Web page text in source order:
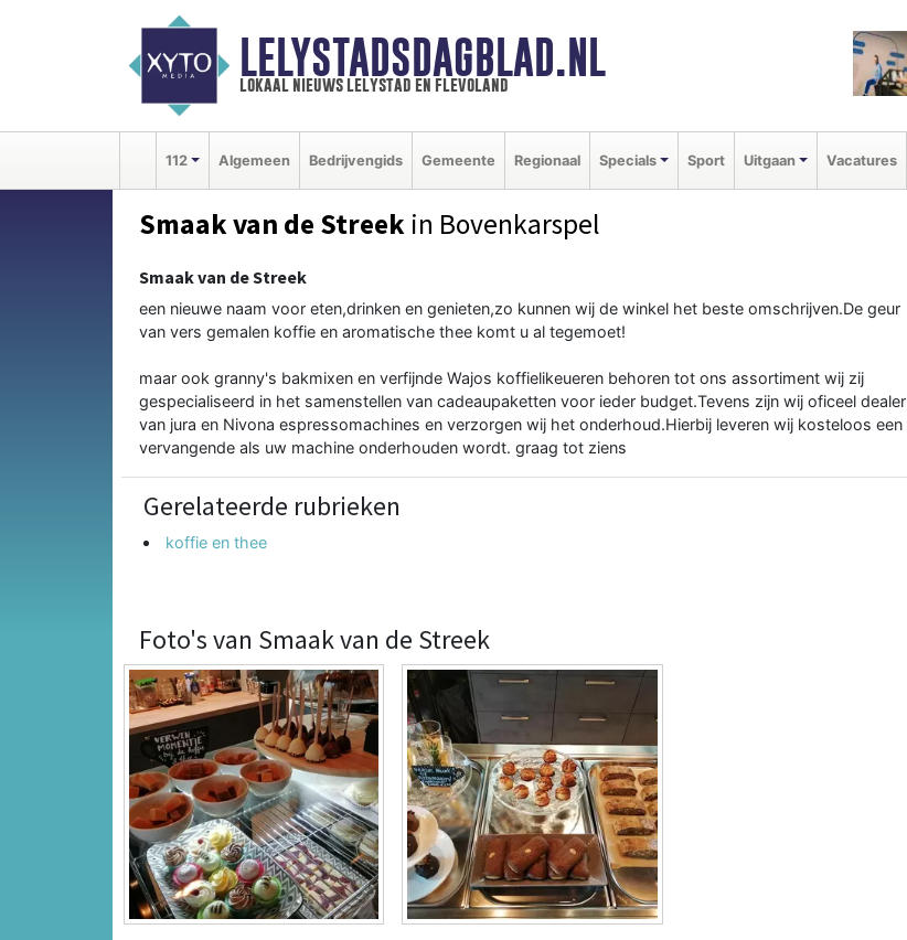
LELYSTADSDAGBLAD.NL
lokaal nieuws lelystad en flevoland
112 Algemeen Bedrijvengids Gemeente Regionaal Specials Sport Uitgaan Vacatures
Smaak van de Streek in Bovenkarspel
Smaak van de Streek
een nieuwe naam voor eten,drinken en genieten,zo kunnen wij de winkel het beste omschrijven.De geur
van vers gemalen koffie en aromatische thee komt u al tegemoet!
maar ook granny's bakmixen en verfijnde Wajos koffielikeueren behoren tot ons assortiment wij zij
gespecialiseerd in het samenstellen van cadeaupaketten voor ieder budget.Tevens zijn wij oficeel dealer
van jura en Nivona espressomachines en verzorgen wij het onderhoud.Hierbij leveren wij kosteloos een
vervangende als uw machine onderhouden wordt. graag tot ziens
Gerelateerde rubrieken
koffie en thee
Foto's van Smaak van de Streek